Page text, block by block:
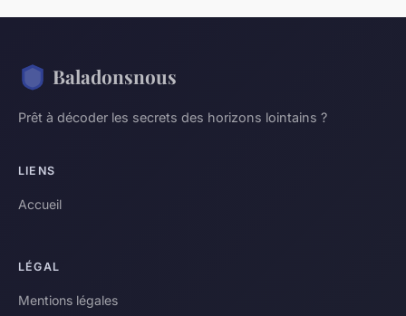
Baladonsnous
Prêt à décoder les secrets des horizons lointains ?
LIENS
Accueil
LÉGAL
Mentions légales